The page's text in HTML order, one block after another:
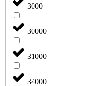
3000
30000
31000
34000